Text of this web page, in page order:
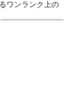
ワンランク上の